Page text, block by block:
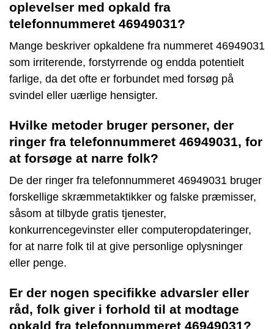
oplevelser med opkald fra
telefonnummeret 46949031?
Mange beskriver opkaldene fra nummeret 46949031
som irriterende, forstyrrende og endda potentielt
farlige, da det ofte er forbundet med forsøg på
svindel eller uærlige hensigter.
Hvilke metoder bruger personer, der
ringer fra telefonnummeret 46949031, for
at forsøge at narre folk?
De der ringer fra telefonnummeret 46949031 bruger
forskellige skræmmetaktikker og falske præmisser,
såsom at tilbyde gratis tjenester,
konkurrencegevinster eller computeropdateringer,
for at narre folk til at give personlige oplysninger
eller penge.
Er der nogen specifikke advarsler eller
råd, folk giver i forhold til at modtage
opkald fra telefonnummeret 46949031?